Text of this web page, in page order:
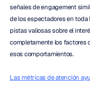
señales de engagement
de los espectadores en
pistas valiosas sobre el
completamente los factores
esos comportamientos.
Las métricas de atención